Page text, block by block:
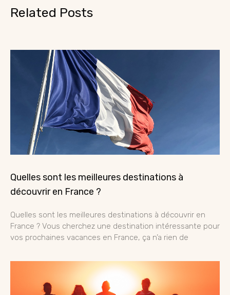
Related Posts
Quelles sont les meilleures destinations à
découvrir en France ?
Quelles sont les meilleures destinations à découvrir en
France ? Vous cherchez une destination intéressante pour
vos prochaines vacances en France, ça n’a rien de